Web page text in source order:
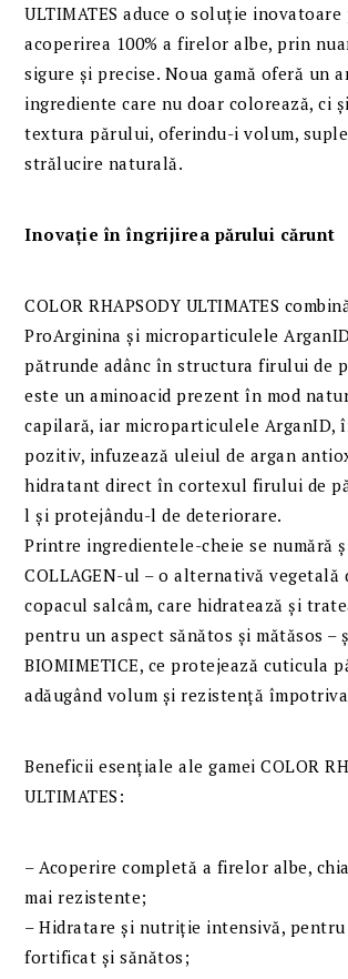
ULTIMATES aduce o soluție
acoperirea 100% a firelor albe, prin
sigure și precise. Noua gamă oferă un
ingrediente care nu doar colorează, ci
textura părului, oferindu-i volum,
strălucire naturală.
Inovație în îngrijirea părului cărunt
COLOR RHAPSODY ULTIMATES
ProArginina și microparticulele
pătrunde adânc în structura firului de
este un aminoacid prezent în mod
capilară, iar microparticulele ArganID,
pozitiv, infuzează uleiul de argan
hidratant direct în cortexul firului de
l și protejându-l de deteriorare.
Printre ingredientele-cheie se numără
COLLAGEN-ul – o alternativă vegetală
copacul salcâm, care hidratează și
pentru un aspect sănătos și mătăsos –
BIOMIMETICE, ce protejează cuticula
adăugând volum și rezistență
Beneficii esențiale ale gamei COLOR
ULTIMATES:
– Acoperire completă a firelor albe,
mai rezistente;
– Hidratare și nutriție intensivă,
fortificat și sănătos;